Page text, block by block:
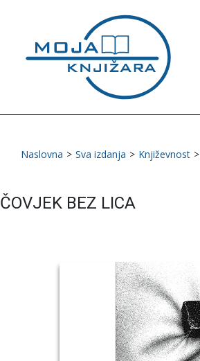
Naslovna > Sva izdanja > Književnost >
ČOVJEK BEZ LICA